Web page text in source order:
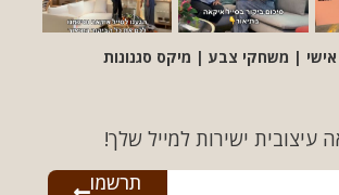
עיצובית ישירות למייל שלך!
תרשמו
אישי | משחקי צבע | מיקס סגנונות